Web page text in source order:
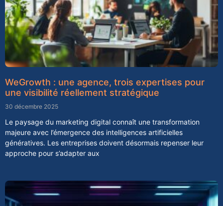
WeGrowth : une agence, trois expertises pour
une visibilité réellement stratégique
30 décembre 2025
Le paysage du marketing digital connaît une transformation
majeure avec l’émergence des intelligences artificielles
génératives. Les entreprises doivent désormais repenser leur
approche pour s’adapter aux